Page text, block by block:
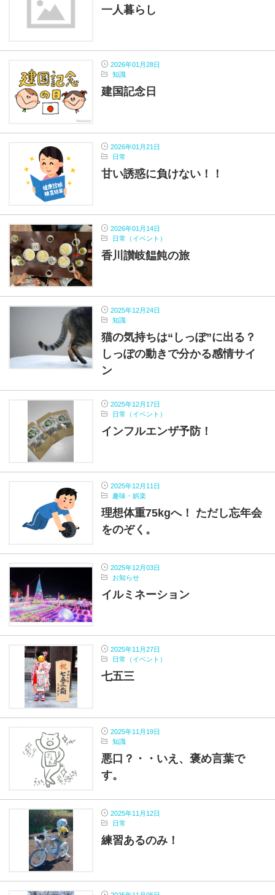
一人暮らし
2026年01月28日
知識
建国記念日
2026年01月21日
日常
甘い誘惑に負けない！！
2026年01月14日
日常（イベント）
香川讃岐饂飩の旅
2025年12月24日
知識
猫の気持ちは“しっぽ”に出る？
しっぽの動きで分かる感情サイ
ン
2025年12月17日
日常（イベント）
インフルエンザ予防！
2025年12月11日
趣味・娯楽
理想体重75kgへ！ ただし忘年会
をのぞく。
2025年12月03日
お知らせ
イルミネーション
2025年11月27日
日常（イベント）
七五三
2025年11月19日
知識
悪口？・・いえ、褒め言葉で
す。
2025年11月12日
日常
練習あるのみ！